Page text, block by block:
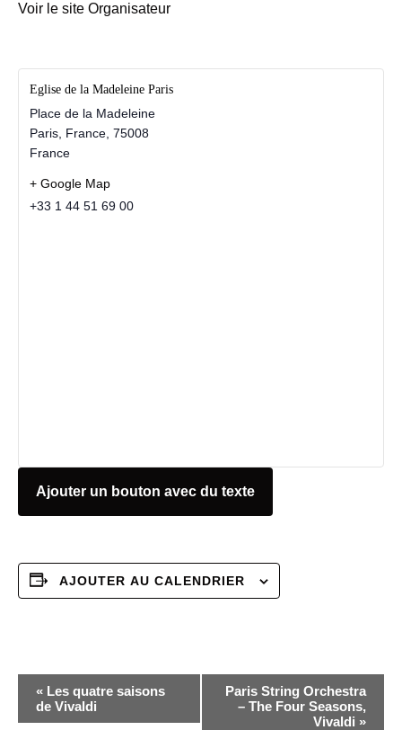
Voir le site Organisateur
Eglise de la Madeleine Paris
Place de la Madeleine
Paris, France 75008
France
+ Google Map
+33 1 44 51 69 00
Ajouter un bouton avec du texte
AJOUTER AU CALENDRIER
« Les quatre saisons
de Vivaldi
Paris String Orchestra
– The Four Seasons,
Vivaldi »